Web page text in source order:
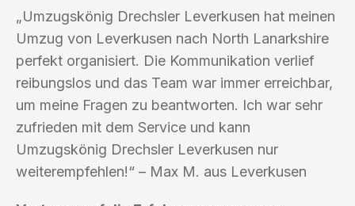
„Umzugskönig Drechsler Leverkusen hat meinen
Umzug von Leverkusen nach North Lanarkshire
perfekt organisiert. Die Kommunikation verlief
reibungslos und das Team war immer erreichbar,
um meine Fragen zu beantworten. Ich war sehr
zufrieden mit dem Service und kann
Umzugskönig Drechsler Leverkusen nur
weiterempfehlen!“ – Max M. aus Leverkusen